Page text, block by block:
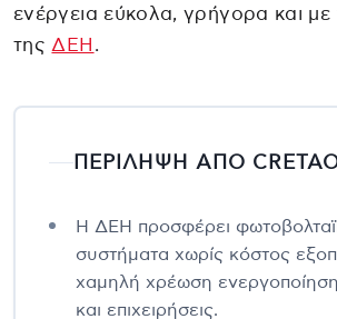
ενέργεια εύκολα, γρήγορα και
της ΔΕΗ .
ΠΕΡΙΛΗΨΗ ΑΠΟ
Η ΔΕΗ προσφέρει
συστήματα χωρίς κόστος
χαμηλή χρέωση
και επιχειρήσεις.